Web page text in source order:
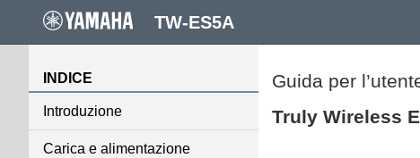
INDICE
Introduzione
Carica e alimentazione
Guida per
Truly Wireless
TW-ES5A